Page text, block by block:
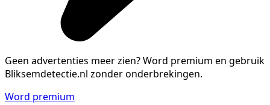
Geen advertenties meer zien?Word premium en gebruik
Bliksemdetectie.nl zonder onderbrekingen.
Word premium